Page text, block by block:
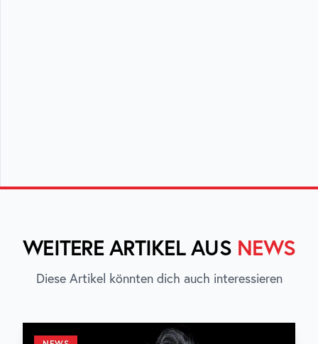
WEITERE ARTIKEL AUS NEWS
Diese Artikel könnten dich auch interessieren